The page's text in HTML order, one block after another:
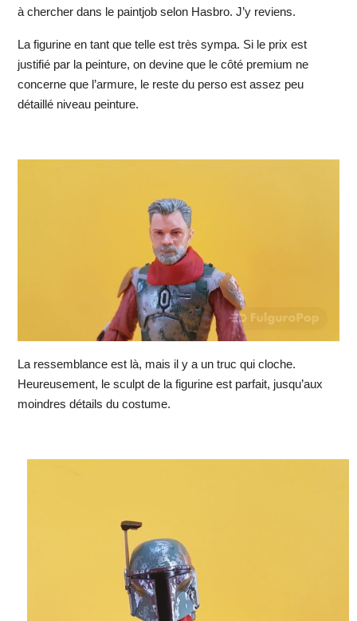
à chercher dans le paintjob selon Hasbro. J’y reviens.
La figurine en tant que telle est très sympa. Si le prix est
justifié par la peinture, on devine que le côté premium ne
concerne que l’armure, le reste du perso est assez peu
détaillé niveau peinture.
La ressemblance est là, mais il y a un truc qui cloche.
Heureusement, le sculpt de la figurine est parfait, jusqu’aux
moindres détails du costume.